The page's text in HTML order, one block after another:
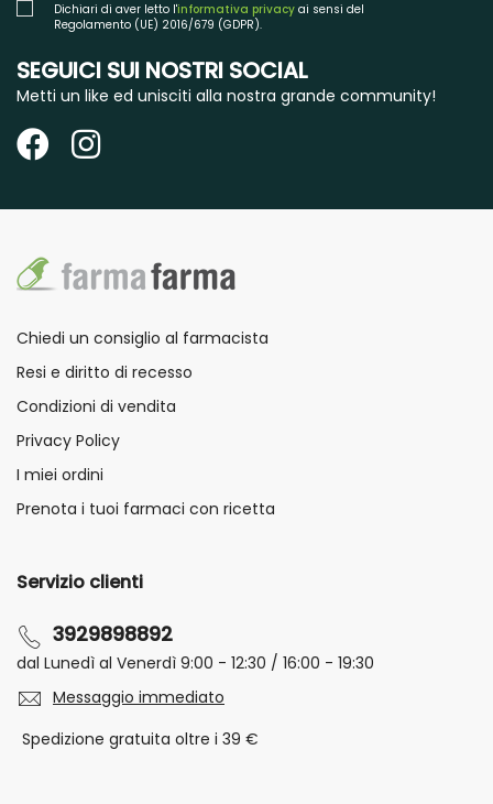
Dichiari di aver letto l'informativa privacy ai sensi del
Regolamento (UE) 2016/679 (GDPR).
SEGUICI SUI NOSTRI SOCIAL
Metti un like ed unisciti alla nostra grande community!
Chiedi un consiglio al farmacista
Resi e diritto di recesso
Condizioni di vendita
Privacy Policy
I miei ordini
Prenota i tuoi farmaci con ricetta
Servizio clienti
3929898892
dal Lunedì al Venerdì 9:00 - 12:30 / 16:00 - 19:30
Messaggio immediato
Spedizione gratuita oltre i 39 €